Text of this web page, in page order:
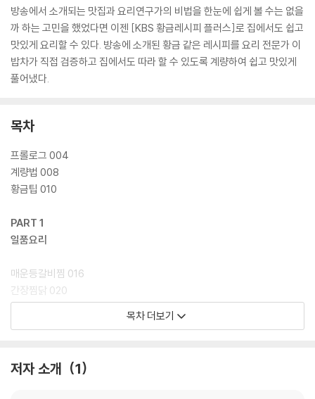
방송에서 소개되는 맛집과 요리연구가의 비법을 한눈에 쉽게 볼 수는 없을
까 하는 고민을 했었다면 이젠 [KBS 황금레시피 플러스]로 집에서도 쉽고
맛있게 요리할 수 있다. 방송에 소개된 황금 같은 레시피를 요리 전문가 이
밥차가 직접 검증하고 집에서도 따라 할 수 있도록 계량하여 쉽고 맛있게
풀어냈다.
목차
프롤로그 004
계량법 008
황금팁 010
PART 1
일품요리
매운등갈비찜 016
간장찜닭 020
아귀찜 024
만두전골 038
목차 더보기
저자 소개 1